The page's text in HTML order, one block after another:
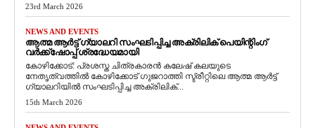
23rd March 2026
NEWS AND EVENTS
ആത്മ ആർട്ട് ഗ്യാലറി സംഘടിപ്പിച്ച അക്രിലിക് പെയിന്റിംഗ്
വർക്ക്‌ഷോപ്പ് ശ്രദ്ധേയമായി
കോഴിക്കോട്: പ്രശസ്ത ചിത്രകാരൻ കലേഷ് കലയുടെ
നേതൃത്വത്തിൽ കോഴിക്കോട് ഗുജറാത്തി സ്ട്രീറ്റിലെ ആത്മ ആർട്ട്
ഗ്യാലറിയിൽ സംഘടിപ്പിച്ച അക്രിലിക്...
15th March 2026